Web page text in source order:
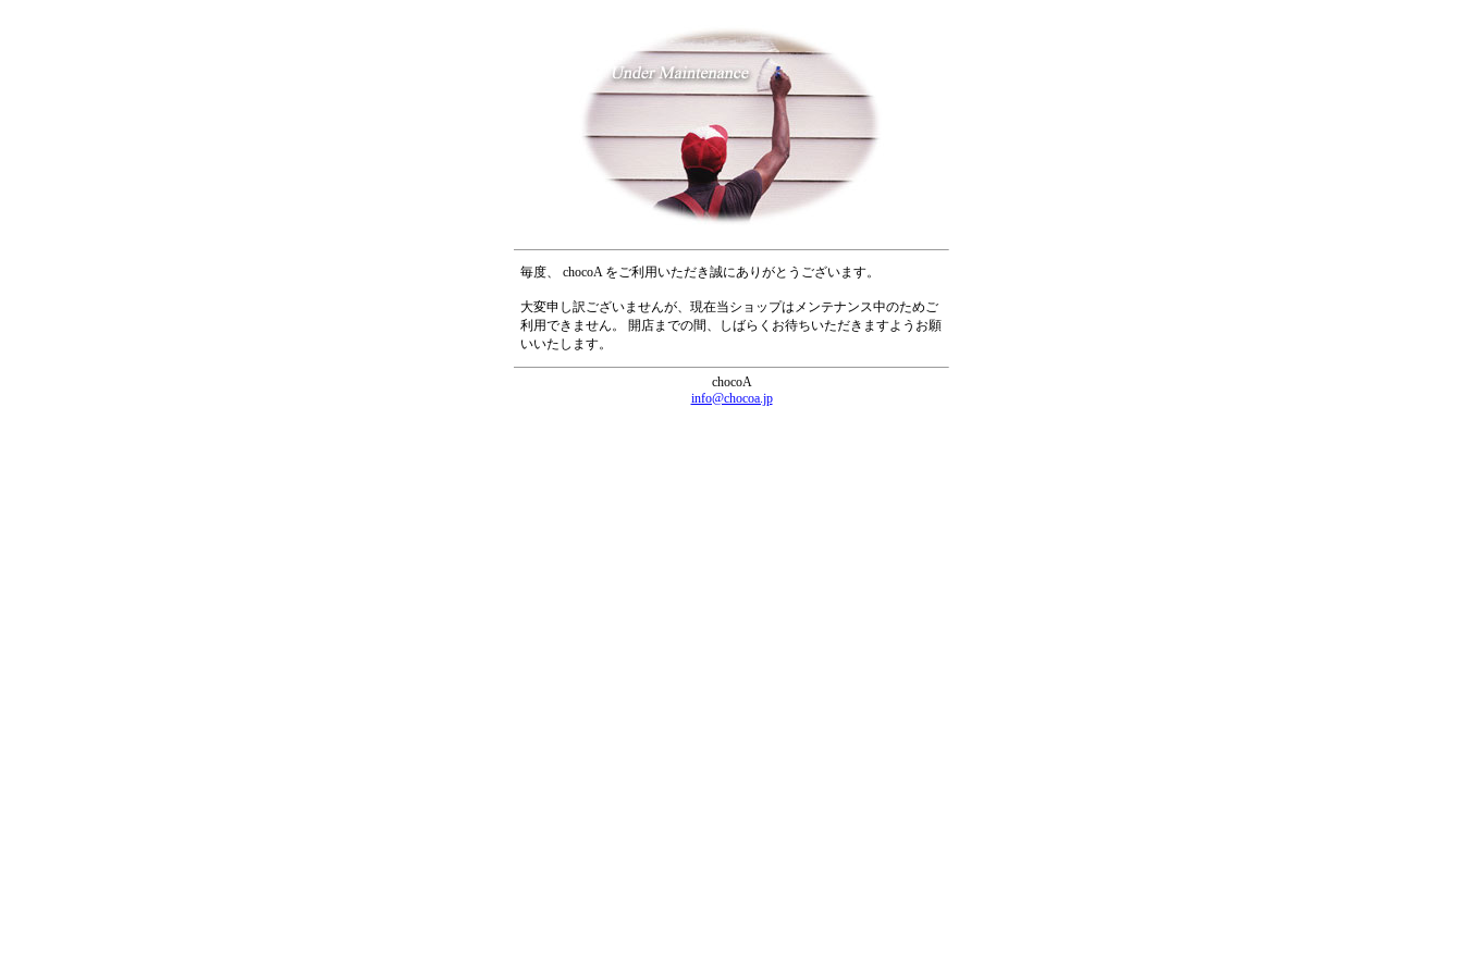
毎度、 chocoA をご利用いただき誠にありがとうございます。
大変申し訳ございませんが、現在当ショップはメンテナンス中のためご
利用できません。 開店までの間、しばらくお待ちいただきますようお願
いいたします。
chocoA
info@chocoa.jp